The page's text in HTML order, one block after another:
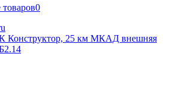
0
Конструктор, 25 км МКАД внешняя